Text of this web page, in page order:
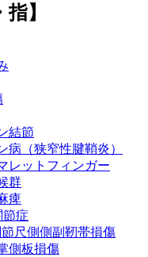
】
結節
病（狭窄性腱鞘炎）
レットフィンガー
群
痺
節症
尺側側副靭帯損傷
側板損傷